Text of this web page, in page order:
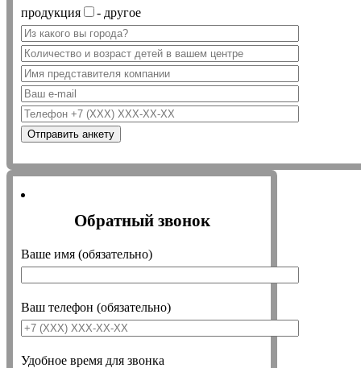
продукция
- другое
Обратный звонок
Ваше имя (обязательно)
Ваш телефон (обязательно)
Удобное время для звонка